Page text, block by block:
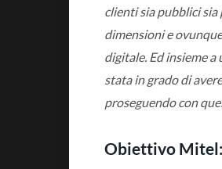
clienti sia pubblici
dimensioni e
digitale. Ed insieme
stata in grado di
proseguendo con
Obiettivo Mitel: